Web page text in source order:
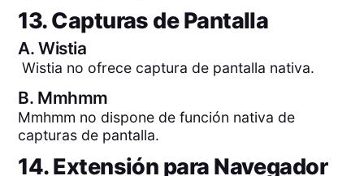
13. Capturas de Pantalla
A.Wistia
Wistia no ofrece captura de pantalla nativa.
B. Mmhmm
Mmhmm no dispone de función nativa de
capturas de pantalla.
14. Extensión para Navegador